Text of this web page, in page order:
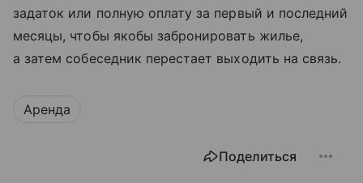
задаток или полную оплату за первый и последний
месяцы, чтобы якобы забронировать жилье,
а затем собеседник перестает выходить на связь.
Аренда
Поделиться